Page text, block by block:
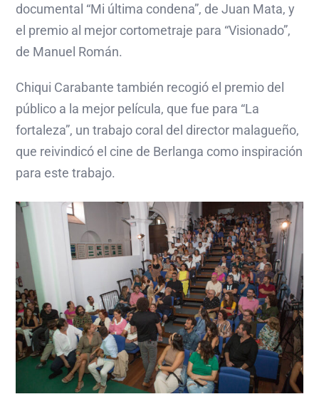
documental “Mi última condena”, de Juan Mata, y
el premio al mejor cortometraje para “Visionado”,
de Manuel Román.
Chiqui Carabante también recogió el premio del
público a la mejor película, que fue para “La
fortaleza”, un trabajo coral del director malagueño,
que reivindicó el cine de Berlanga como inspiración
para este trabajo.